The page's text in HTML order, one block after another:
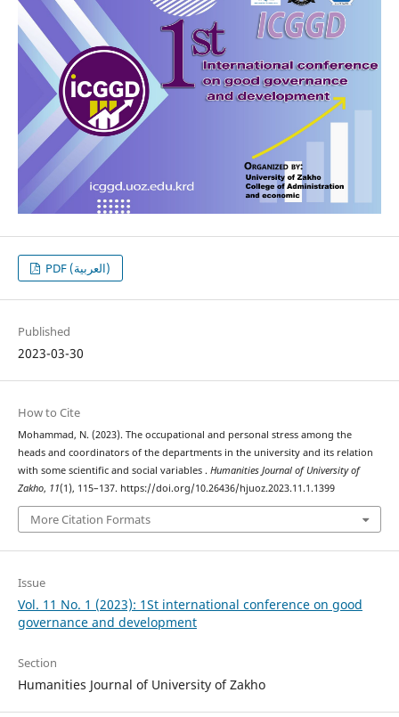
PDF (العربية)
Published
2023-03-30
How to Cite
Mohammad, N. (2023). The occupational and personal stress among the
heads and coordinators of the departments in the university and its relation
with some scientific and social variables . Humanities Journal of University of
Zakho, 11(1), 115–137. https://doi.org/10.26436/hjuoz.2023.11.1.1399
More Citation Formats
Issue
Vol. 11 No. 1 (2023): 1St international conference on good
governance and development
Section
Humanities Journal of University of Zakho